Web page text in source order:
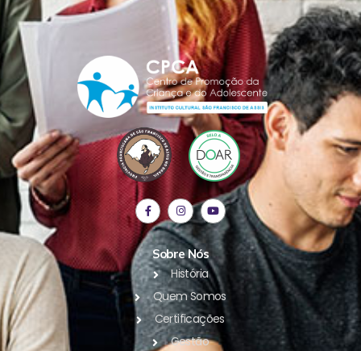
Sobre Nós
História
Quem Somos
Certificações
Gestão